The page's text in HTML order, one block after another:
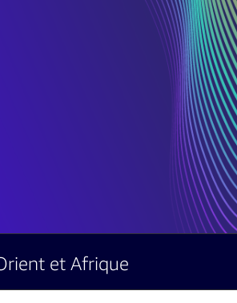
et Afrique